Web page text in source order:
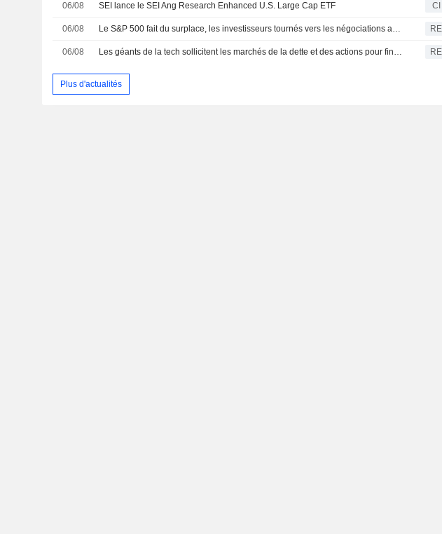
06/08 SEI lance le SEI Ang Research Enhanced U.S. Large Cap ETF CI
06/08 Le S&P 500 fait du surplace, les investisseurs tournés vers les négociations au Moyen-Orient RE
06/08 Les géants de la tech sollicitent les marchés de la dette et des actions pour financer l'IA et le cloud RE
Plus d'actualités